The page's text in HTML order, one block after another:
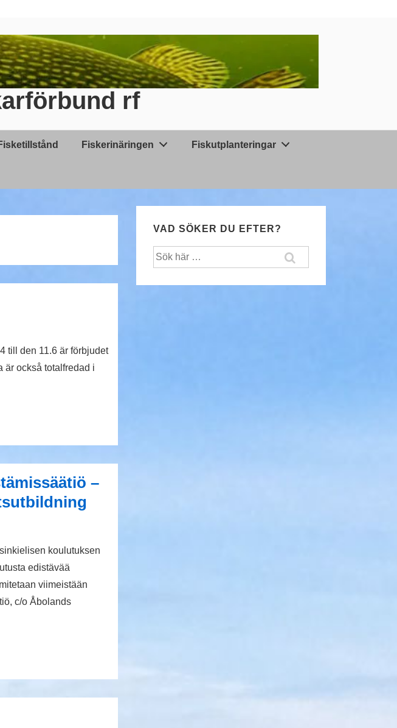
rf
Fiskerinäringen Fiskutplanteringar
till den 11.6 är förbjudet
är också totalfredad i
–
koulutuksen
edistävää
viimeistään
c/o Åbolands
VAD SÖKER DU EFTER?
Sök
efter: